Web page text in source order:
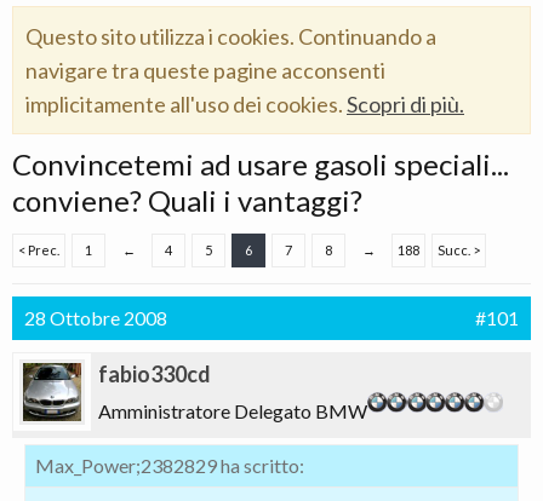
Questo sito utilizza i cookies. Continuando a
navigare tra queste pagine acconsenti
implicitamente all'uso dei cookies.Scopri di più.
Convincetemi ad usare gasoli speciali...
conviene? Quali i vantaggi?
< Prec. 1 ← 4 5 6 7 8 → 188 Succ. >
28 Ottobre 2008 #101
fabio330cd
Amministratore Delegato BMW
Max_Power;2382829 ha scritto: